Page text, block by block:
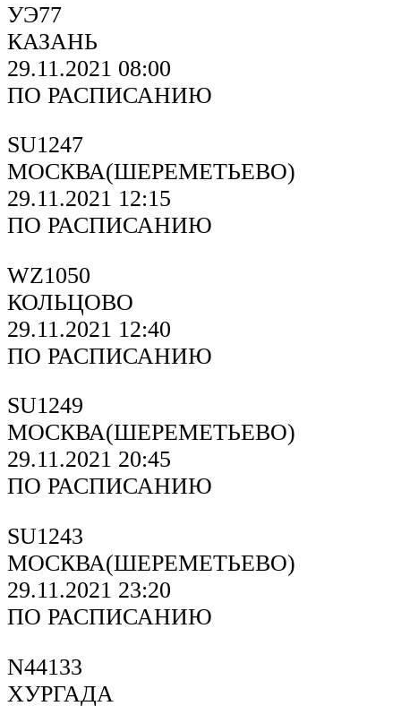
УЭ77
КАЗАНЬ
29.11.2021 08:00
ПО РАСПИСАНИЮ
SU1247
МОСКВА(ШЕРЕМЕТЬЕВО)
29.11.2021 12:15
ПО РАСПИСАНИЮ
WZ1050
КОЛЬЦОВО
29.11.2021 12:40
ПО РАСПИСАНИЮ
SU1249
МОСКВА(ШЕРЕМЕТЬЕВО)
29.11.2021 20:45
ПО РАСПИСАНИЮ
SU1243
МОСКВА(ШЕРЕМЕТЬЕВО)
29.11.2021 23:20
ПО РАСПИСАНИЮ
N44133
ХУРГАДА